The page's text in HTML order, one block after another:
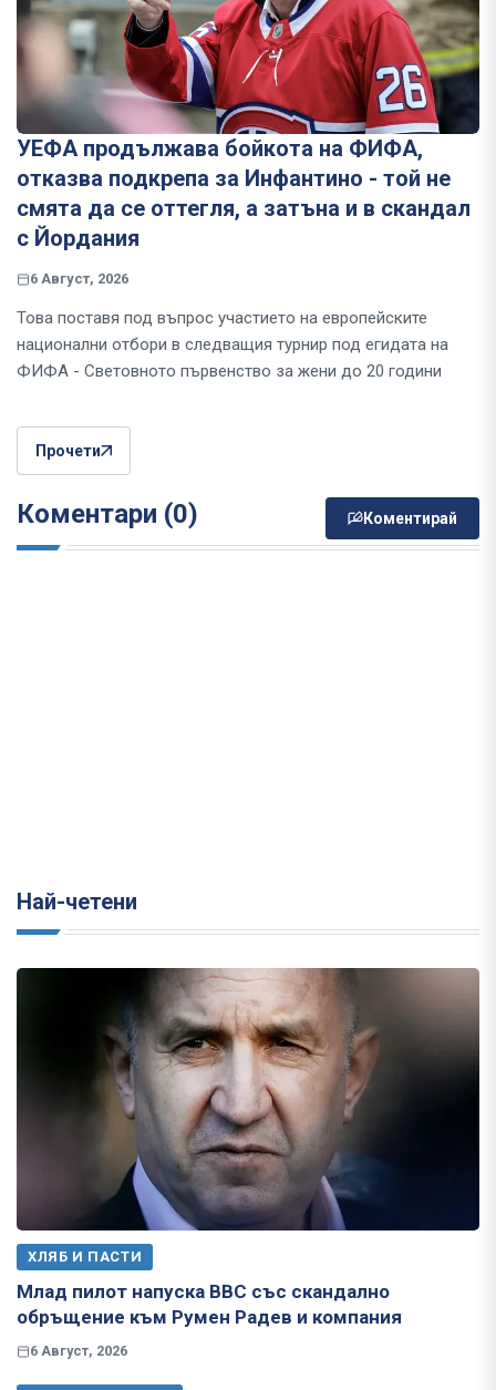
УЕФА продължава бойкота на ФИФА,
отказва подкрепа за Инфантино - той не
смята да се оттегля, а затъна и в скандал
с Йордания
6 Август, 2026
Това поставя под въпрос участието на европейските
национални отбори в следващия турнир под егидата на
ФИФА - Световното първенство за жени до 20 години
Прочети
Коментари (0) Коментирай
Най-четени
ХЛЯБ И ПАСТИ
Млад пилот напуска ВВС със скандално
обръщение към Румен Радев и компания
6 Август, 2026